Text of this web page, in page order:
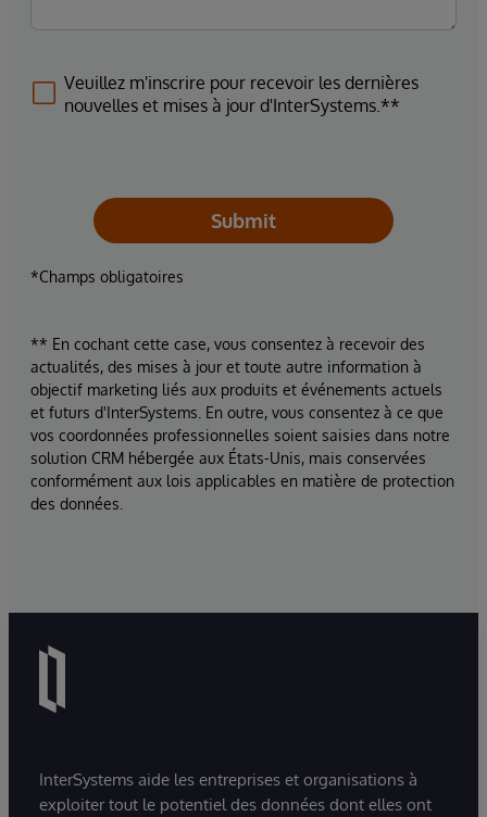
Veuillez m'inscrire pour recevoir les dernières
nouvelles et mises à jour d'InterSystems.**
Submit
*Champs obligatoires
** En cochant cette case, vous consentez à recevoir des
actualités, des mises à jour et toute autre information à
objectif marketing liés aux produits et événements actuels
et futurs d'InterSystems. En outre, vous consentez à ce que
vos coordonnées professionnelles soient saisies dans notre
solution CRM hébergée aux États-Unis, mais conservées
conformément aux lois applicables en matière de protection
des données.
InterSystems aide les entreprises et organisations à
exploiter tout le potentiel des données dont elles ont